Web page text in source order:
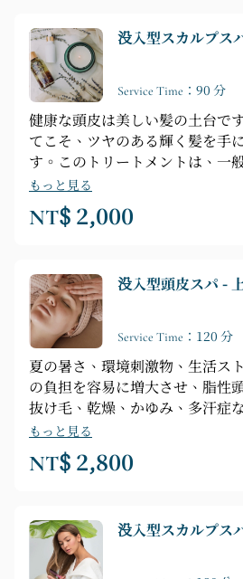
没入型スカルプス
Service Time：90 分
健康な頭皮は美しい髪の土台で
てこそ、ツヤのある輝く髪を手
す。このトリートメントは、一
な悩みに対応するように設計さ
スパ体験を存分にお楽しみいた
ーレベル 2000ドル *頭皮診断 *
ニング *ハンドマッサージによ
ー/ブロー乾燥/簡単なスタイリン
もっと見る
NT$ 2,000
没入型頭皮スパ -
Service Time：120 分
夏の暑さ、環境刺激物、生活ス
の負担を容易に増大させ、脂性
抜け毛、乾燥、かゆみ、多汗症
す可能性があります。そのため
ケアは不可欠です。🟡上級レベ
耳道の評価 *耳道スパリラクゼー
コンディショニング *ハンドメイ
シャンプー/ブロー乾燥/簡単なス
お茶
もっと見る
NT$ 2,800
没入型スカルプス